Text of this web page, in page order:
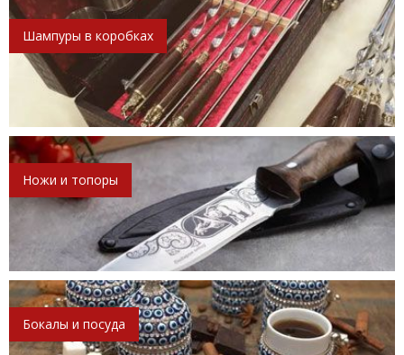
Шампуры в коробках
Ножи и топоры
Бокалы и посуда